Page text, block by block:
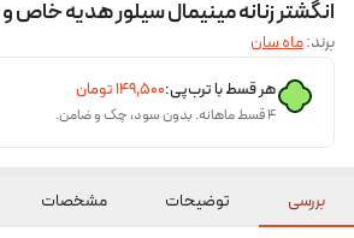
انگشتر زنانه مینیمال سیلور هدیه خاص
برند:ماه سان
هر قسط با ترب‌پی:۱۴۹٬۵۰۰تومان
۴ قسط ماهانه. بدون سود، چک و ضامن.
بررسی توضیحات مشخصات